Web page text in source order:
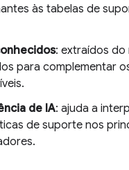
às tabelas de
: extraídos do
para complementar
de IA: ajuda a
de suporte nos